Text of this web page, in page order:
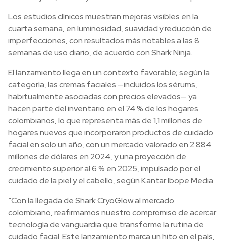
Los estudios clínicos muestran mejoras visibles en la
cuarta semana, en luminosidad, suavidad y reducción de
imperfecciones, con resultados más notables a las 8
semanas de uso diario, de acuerdo con Shark Ninja.
El lanzamiento llega en un contexto favorable; según la
categoría, las cremas faciales —incluidos los sérums,
habitualmente asociadas con precios elevados— ya
hacen parte del inventario en el 74 % de los hogares
colombianos, lo que representa más de 1,1 millones de
hogares nuevos que incorporaron productos de cuidado
facial en solo un año, con un mercado valorado en 2.884
millones de dólares en 2024, y una proyección de
crecimiento superior al 6 % en 2025, impulsado por el
cuidado de la piel y el cabello, según Kantar Ibope Media.
“Con la llegada de Shark CryoGlow al mercado
colombiano, reafirmamos nuestro compromiso de acercar
tecnología de vanguardia que transforme la rutina de
cuidado facial. Este lanzamiento marca un hito en el país,